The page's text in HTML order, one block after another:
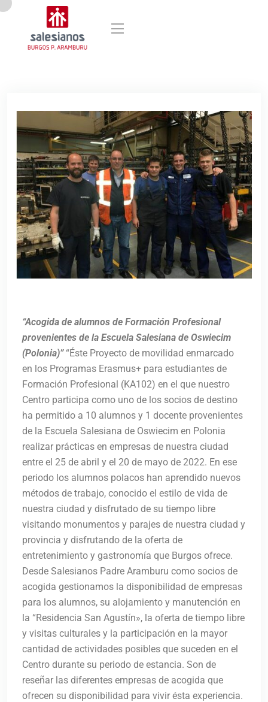
“Acogida de alumnos de Formación Profesional
provenientes de la Escuela Salesiana de Oswiecim
(Polonia)”“Éste Proyecto de movilidad enmarcado
en los Programas Erasmus+ para estudiantes de
Formación Profesional (KA102) en el que nuestro
Centro participa como uno de los socios de destino
ha permitido a 10 alumnos y 1 docente provenientes
de la Escuela Salesiana de Oswiecim en Polonia
realizar prácticas en empresas de nuestra ciudad
entre el 25 de abril y el 20 de mayo de 2022. En ese
periodo los alumnos polacos han aprendido nuevos
métodos de trabajo, conocido el estilo de vida de
nuestra ciudad y disfrutado de su tiempo libre
visitando monumentos y parajes de nuestra ciudad y
provincia y disfrutando de la oferta de
entretenimiento y gastronomía que Burgos ofrece.
Desde Salesianos Padre Aramburu como socios de
acogida gestionamos la disponibilidad de empresas
para los alumnos, su alojamiento y manutención en
la “Residencia San Agustín», la oferta de tiempo libre
y visitas culturales y la participación en la mayor
cantidad de actividades posibles que suceden en el
Centro durante su periodo de estancia. Son de
reseñar las diferentes empresas de acogida que
ofrecen su disponibilidad para vivir ésta experiencia.